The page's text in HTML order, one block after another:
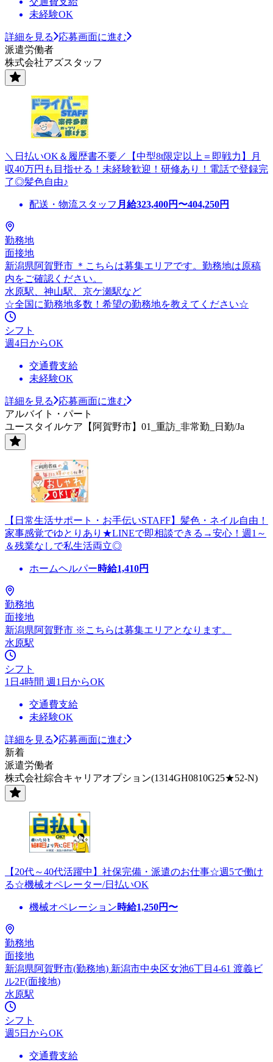
未経験OK
詳細を見る
応募画面に進む
派遣労働者
株式会社アズスタッフ
＼日払いOK＆履歴書不要／【中型8t限定以上＝即戦力】月
収40万円も目指せる！未経験歓迎！研修あり！電話で登録完
了◎髪色自由♪
配送・物流スタッフ 月給323,400円〜404,250円
勤務地
面接地
新潟県阿賀野市 ＊こちらは募集エリアです。勤務地は原稿
内をご確認ください。
水原駅、神山駅、京ケ瀬駅など
☆全国に勤務地多数！希望の勤務地を教えてください☆
シフト
週4日からOK
交通費支給
未経験OK
詳細を見る
応募画面に進む
アルバイト・パート
ユースタイルケア【阿賀野市】01_重訪_非常勤_日勤/Ja
【日常生活サポート・お手伝いSTAFF】髪色・ネイル自由！
家事感覚でゆとりあり★LINEで即相談できる→安心！週1～
＆残業なしで私生活両立◎
ホームヘルパー時給1,410円
勤務地
面接地
新潟県阿賀野市 ※こちらは募集エリアとなります。
水原駅
シフト
1日4時間 週1日からOK
交通費支給
未経験OK
詳細を見る
応募画面に進む
新着
派遣労働者
株式会社綜合キャリアオプション(1314GH0810G25★52-N)
【20代～40代活躍中】社保完備・派遣のお仕事☆週5で働け
る☆機械オペレーター/日払いOK
機械オペレーション時給1,250円〜
勤務地
面接地
新潟県阿賀野市(勤務地) 新潟市中央区女池6丁目4-61 渡義ビ
ル2F(面接地)
水原駅
シフト
週5日からOK
交通費支給